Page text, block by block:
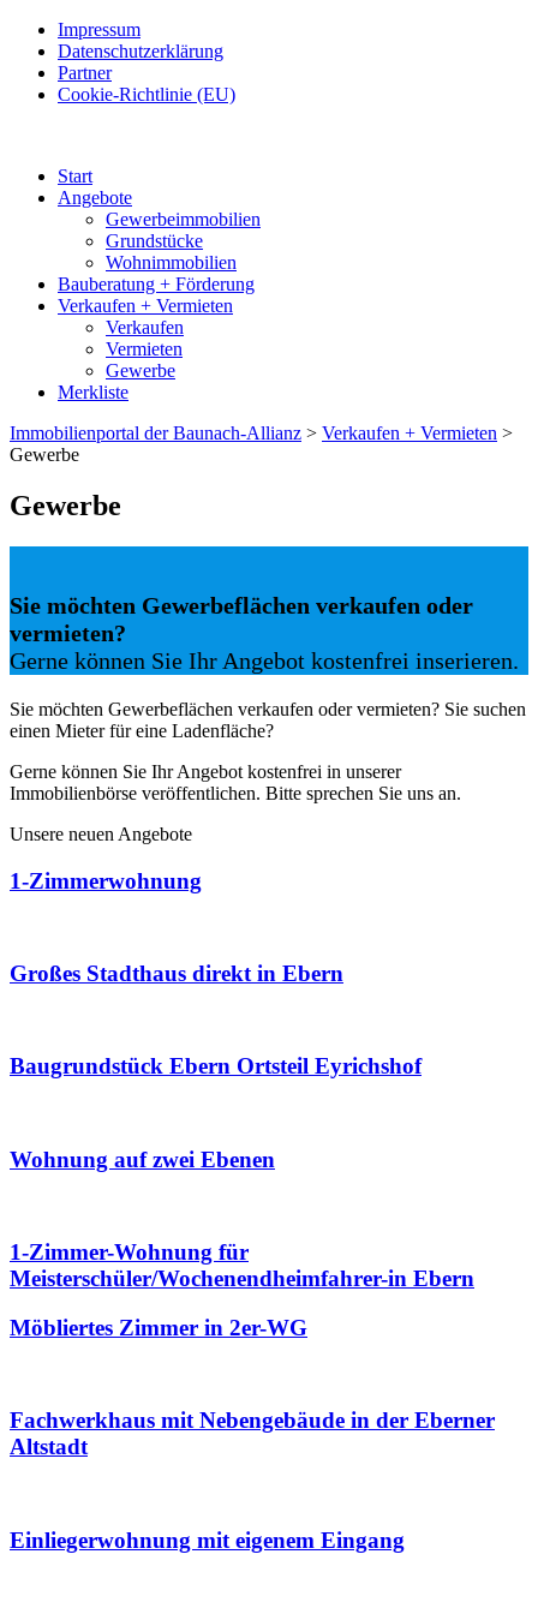
Impressum
Datenschutzerklärung
Partner
Cookie-Richtlinie (EU)
Start
Angebote
Gewerbeimmobilien
Grundstücke
Wohnimmobilien
Bauberatung + Förderung
Verkaufen + Vermieten
Verkaufen
Vermieten
Gewerbe
Merkliste
Immobilienportal der Baunach-Allianz > Verkaufen + Vermieten >
Gewerbe
Gewerbe
Sie möchten Gewerbeflächen verkaufen oder
vermieten?
Gerne können Sie Ihr Angebot kostenfrei inserieren.
Sie möchten Gewerbeflächen verkaufen oder vermieten? Sie suchen
einen Mieter für eine Ladenfläche?
Gerne können Sie Ihr Angebot kostenfrei in unserer
Immobilienbörse veröffentlichen. Bitte sprechen Sie uns an.
Unsere neuen Angebote
1-Zimmerwohnung
Großes Stadthaus direkt in Ebern
Baugrundstück Ebern Ortsteil Eyrichshof
Wohnung auf zwei Ebenen
1-Zimmer-Wohnung für
Meisterschüler/Wochenendheimfahrer-in Ebern
Möbliertes Zimmer in 2er-WG
Fachwerkhaus mit Nebengebäude in der Eberner
Altstadt
Einliegerwohnung mit eigenem Eingang